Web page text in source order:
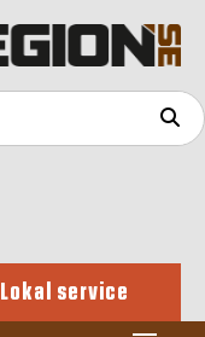
Lokal service